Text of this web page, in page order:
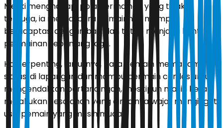
Meski menghadapi pola permainan yang tidak
terduga, ia menilai para pemainnya mampu
beradaptasi dengan baik dan tetap menjaga kontrol
permainan sepanjang laga.
Hal terpenting, lanjutnya, para pemain memahami
situasi di lapangan dan mampu bermain cerdas untuk
mengendalikan pertandingan, meskipun masih kerap
melakukan kesalahan yang dinilainya wajar mengingat
usia pemain yang masih muda.